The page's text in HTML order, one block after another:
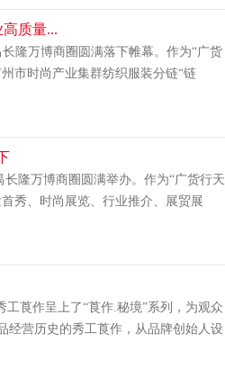
质量...
隆万博商圈圆满落下帷幕。作为“广货
市时尚产业集群纺织服装分链“链
隆万博商圈圆满举办。作为“广货行天
秀、时尚展览、行业推介、展贸展
莨作呈上了“莨作.秘境”系列，为观众
经营历史的秀工莨作，从品牌创始人设